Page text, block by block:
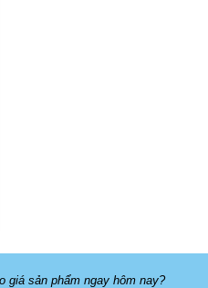
giá sản phẩm ngay hôm nay?